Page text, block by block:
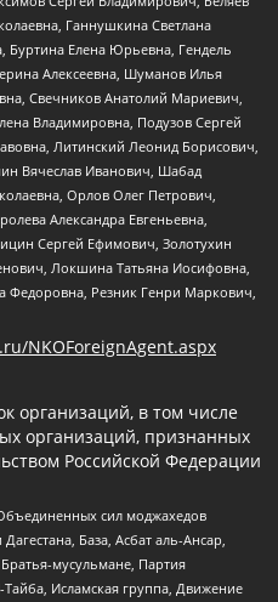
Ганнушкина Светлана
Буртина Елена Юрьевна, Гендель
Алексеевна, Шуманов Илья
Свечников Анатолий Мариевич,
Владимировна, Подузов Сергей
Литинский Леонид Борисович,
Вячеслав Иванович, Шабад
Орлов Олег Петрович,
Александра Евгеньевна,
Сергей Ефимович, Золотухин
Локшина Татьяна Иосифовна,
Федоровна, Резник Генри Маркович,
NKOForeignAgent.aspx
организаций, в том числе
организаций, признанных
Российской Федерации
сил моджахедов
База, Асбат аль-Ансар,
мусульмане, Партия
Исламская группа, Движение